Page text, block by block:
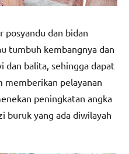
posyandu dan bidan
tumbuh kembangnya dan
dan balita, sehingga dapat
memberikan pelayanan
peningkatan angka
buruk yang ada diwilayah